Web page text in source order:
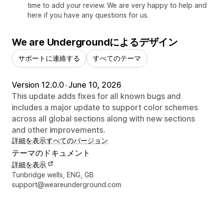
time to add your review. We are very happy to help and
here if you have any questions for us.
We are Undergroundによるデザイン
サポートに連絡する すべてのテーマ
Version 12.0.0•June 10, 2026
This update adds fixes for all known bugs and
includes a major update to support color schemes
across all global sections along with new sections
and other improvements.
詳細を表示すべてのバージョン
テーマのドキュメント
詳細を表示
デザイナーの連絡先情報
Tunbridge wells, ENG, GB
support@weareunderground.com